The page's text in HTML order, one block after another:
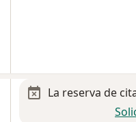
La reserva de